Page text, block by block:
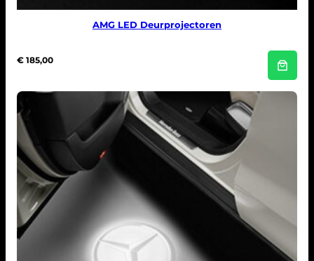
AMG LED Deurprojectoren
€ 185,00